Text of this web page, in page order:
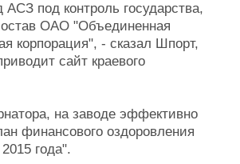
АСЗ под контроль государства,
ОАО "Объединенная
корпорация", - сказал Шпорт,
сайт краевого
на заводе эффективно
финансового оздоровления
года".